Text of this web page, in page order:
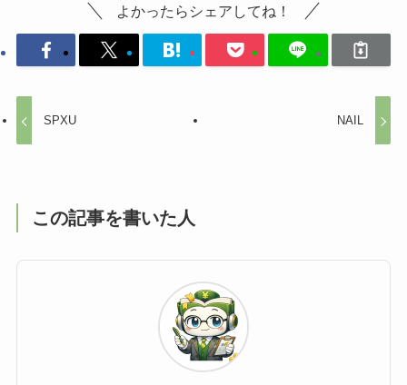
よかったらシェアしてね！
SPXU NAIL
この記事を書いた人